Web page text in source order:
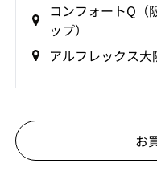
コンフォートQ（
ップ）
アルフレックス大
お